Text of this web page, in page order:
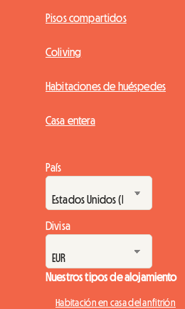
Pisos compartidos
Coliving
Habitaciones de huéspedes
Casa entera
País
Divisa
Nuestros tipos de alojamiento
Habitación en casa del anfitrión